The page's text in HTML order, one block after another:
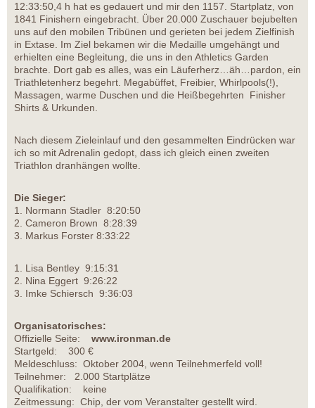
12:33:50,4 h hat es gedauert und mir den 1157. Startplatz, von
1841 Finishern eingebracht. Über 20.000 Zuschauer bejubelten
uns auf den mobilen Tribünen und gerieten bei jedem Zielfinish
in Extase. Im Ziel bekamen wir die Medaille umgehängt und
erhielten eine Begleitung, die uns in den Athletics Garden
brachte. Dort gab es alles, was ein Läuferherz…äh…pardon, ein
Triathletenherz begehrt. Megabüffet, Freibier, Whirlpools(!),
Massagen, warme Duschen und die Heißbegehrten Finisher
Shirts & Urkunden.
Nach diesem Zieleinlauf und den gesammelten Eindrücken war
ich so mit Adrenalin gedopt, dass ich gleich einen zweiten
Triathlon dranhängen wollte.
Die Sieger:
1. Normann Stadler 8:20:50
2. Cameron Brown 8:28:39
3. Markus Forster 8:33:22
1. Lisa Bentley 9:15:31
2. Nina Eggert 9:26:22
3. Imke Schiersch 9:36:03
Organisatorisches:
Offizielle Seite: www.ironman.de
Startgeld: 300 €
Meldeschluss: Oktober 2004, wenn Teilnehmerfeld voll!
Teilnehmer: 2.000 Startplätze
Qualifikation: keine
Zeitmessung: Chip, der vom Veranstalter gestellt wird.